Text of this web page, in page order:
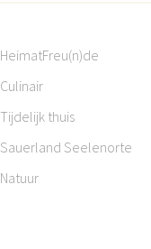
HeimatFreu(n)de
Culinair
Tijdelijk thuis
Sauerland Seelenorte
Natuur